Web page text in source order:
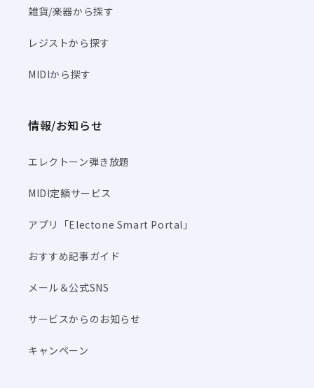
雑貨/楽器から探す
レジストから探す
MIDIから探す
情報/お知らせ
エレクトーン弾き放題
MIDI定額サービス
アプリ「Electone Smart Portal」
おすすめ記事ガイド
メール＆公式SNS
サービスからのお知らせ
キャンペーン